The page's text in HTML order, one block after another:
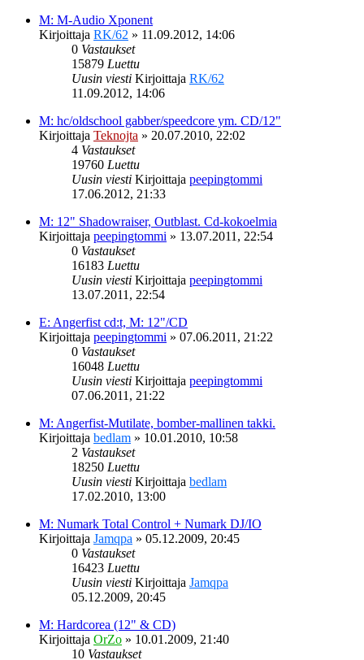
M: M-Audio Xponent
Kirjoittaja RK/62 » 11.09.2012, 14:06
0 Vastaukset
15879 Luettu
Uusin viesti Kirjoittaja RK/62
11.09.2012, 14:06
M: hc/oldschool gabber/speedcore ym. CD/12"
Kirjoittaja Teknojta » 20.07.2010, 22:02
4 Vastaukset
19760 Luettu
Uusin viesti Kirjoittaja peepingtommi
17.06.2012, 21:33
M: 12" Shadowraiser, Outblast. Cd-kokoelmia
Kirjoittaja peepingtommi » 13.07.2011, 22:54
0 Vastaukset
16183 Luettu
Uusin viesti Kirjoittaja peepingtommi
13.07.2011, 22:54
E: Angerfist cd:t, M: 12"/CD
Kirjoittaja peepingtommi » 07.06.2011, 21:22
0 Vastaukset
16048 Luettu
Uusin viesti Kirjoittaja peepingtommi
07.06.2011, 21:22
M: Angerfist-Mutilate, bomber-mallinen takki.
Kirjoittaja bedlam » 10.01.2010, 10:58
2 Vastaukset
18250 Luettu
Uusin viesti Kirjoittaja bedlam
17.02.2010, 13:00
M: Numark Total Control + Numark DJ/IO
Kirjoittaja Jamqpa » 05.12.2009, 20:45
0 Vastaukset
16423 Luettu
Uusin viesti Kirjoittaja Jamqpa
05.12.2009, 20:45
M: Hardcorea (12" & CD)
Kirjoittaja OrZo » 10.01.2009, 21:40
10 Vastaukset